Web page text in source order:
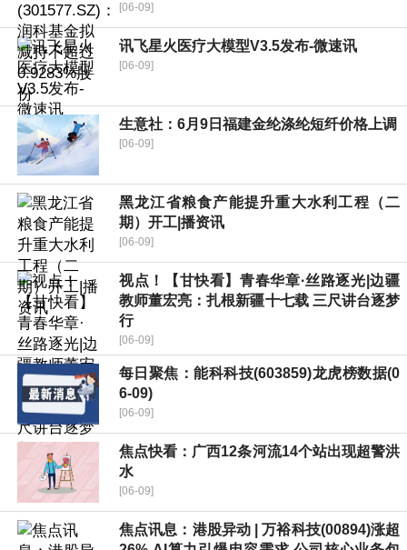
[06-09]
讯飞星火医疗大模型V3.5发布-微速讯
[06-09]
生意社：6月9日福建金纶涤纶短纤价格上调
[06-09]
黑龙江省粮食产能提升重大水利工程（二
期）开工|播资讯
[06-09]
视点！【甘快看】青春华章·丝路逐光|边疆
教师董宏亮：扎根新疆十七载 三尺讲台逐梦
行
[06-09]
每日聚焦：能科科技(603859)龙虎榜数据(0
6-09)
[06-09]
焦点快看：广西12条河流14个站出现超警洪
水
[06-09]
焦点讯息：港股异动 | 万裕科技(00894)涨超